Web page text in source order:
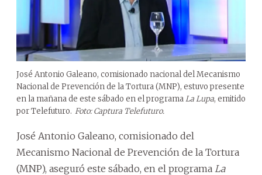
José Antonio Galeano, comisionado nacional del Mecanismo
Nacional de Prevención de la Tortura (MNP), estuvo presente
en la mañana de este sábado en el programaLa Lupa, emitido
por Telefuturo. Foto: Captura Telefuturo.
José Antonio Galeano, comisionado del
Mecanismo Nacional de Prevención de la Tortura
(MNP), aseguró este sábado, en el programa La